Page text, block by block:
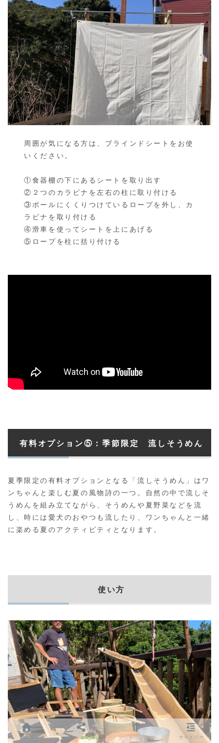
周囲が気になる方は、ブラインドシートをお使
いください。
①食器棚の下にあるシートを取り出す
②２つのカラビナを左右の柱に取り付ける
③ポールにくくりつけているロープを外し、カ
ラビナを取り付ける
④滑車を使ってシートを上にあげる
⑤ロープを柱に括り付ける
有料オプション⑤：季節限定 流しそうめん
夏季限定の有料オプションとなる「流しそうめん」はワ
ンちゃんと楽しむ夏の風物詩の一つ。自然の中で流しそ
うめんを組み立てながら、そうめんや夏野菜などを流
し、時には愛犬のおやつも流したり、ワンちゃんと一緒
に楽める夏のアクティビティとなります。
使い方
ホーム シェア トップ サイドバー